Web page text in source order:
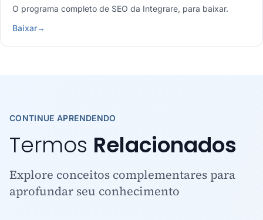
O programa completo de SEO da Integrare, para baixar.
Baixar→
CONTINUE APRENDENDO
Termos Relacionados
Explore conceitos complementares para
aprofundar seu conhecimento